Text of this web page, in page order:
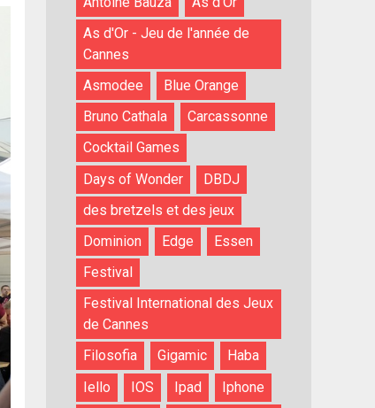
As d'Or - Jeu de l'année de
Cannes
Asmodee
Blue Orange
Bruno Cathala
Carcassonne
Cocktail Games
Days of Wonder
DBDJ
des bretzels et des jeux
Dominion
Edge
Essen
Festival
Festival International des Jeux
de Cannes
Filosofia
Gigamic
Haba
Iello
IOS Ipad
Iphone